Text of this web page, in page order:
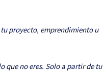
tu proyecto, emprendimiento u
que no eres. Solo a partir de tu